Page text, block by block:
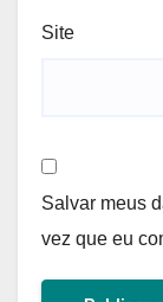
Site
Salvar meus
vez que eu